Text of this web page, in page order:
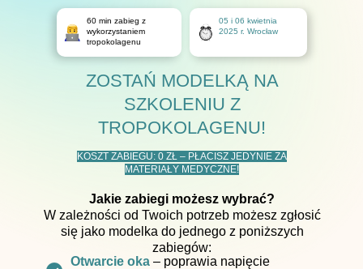
Otwarcie oka – poprawia napięcie
60 min zabieg z
wykorzystaniem
tropokolagenu
ZOSTAŃ MODELKĄ NA
SZKOLENIU Z
TROPOKOLAGENU!
KOSZT ZABIEGU: 0 ZŁ – PŁACISZ JEDYNIE ZA
MATERIAŁY MEDYCZNE!
05 i 06 kwietnia
2025 r. Wrocław
Jakie zabiegi możesz wybrać?
W zależności od Twoich potrzeb możesz zgłosić
się jako modelka do jednego z poniższych
zabiegów: